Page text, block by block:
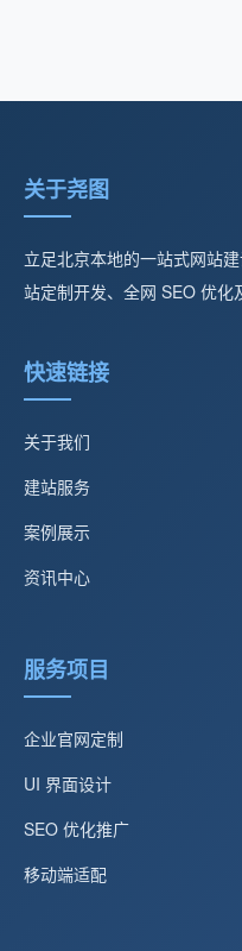
关于尧图
立足北京本地的一站式网站
站定制开发、全网 SEO 优化
快速链接
关于我们
建站服务
案例展示
资讯中心
服务项目
企业官网定制
UI 界面设计
SEO 优化推广
移动端适配